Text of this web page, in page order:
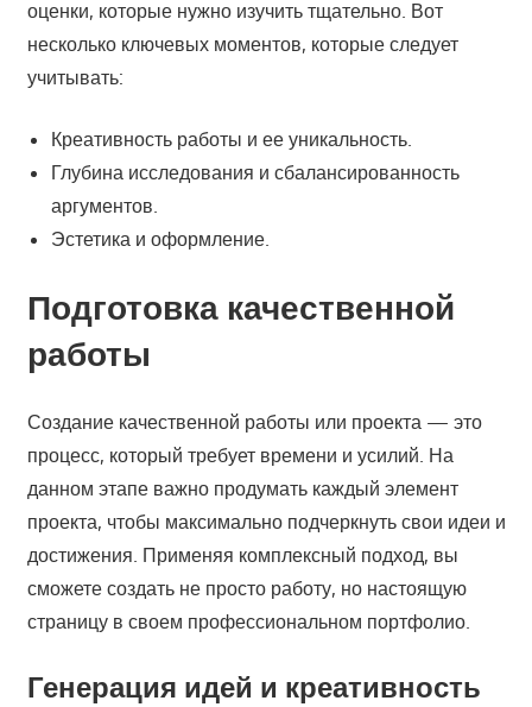
оценки, которые нужно изучить тщательно. Вот
несколько ключевых моментов, которые следует
учитывать:
Креативность работы и ее уникальность.
Глубина исследования и сбалансированность
аргументов.
Эстетика и оформление.
Подготовка качественной
работы
Создание качественной работы или проекта — это
процесс, который требует времени и усилий. На
данном этапе важно продумать каждый элемент
проекта, чтобы максимально подчеркнуть свои идеи и
достижения. Применяя комплексный подход, вы
сможете создать не просто работу, но настоящую
страницу в своем профессиональном портфолио.
Генерация идей и креативность